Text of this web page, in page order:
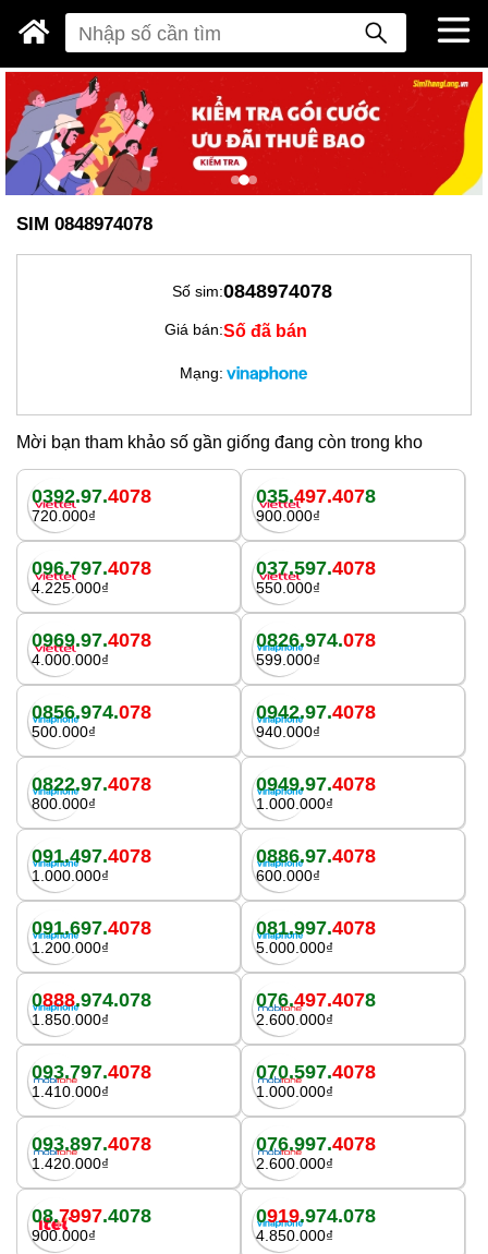
SIM 0848974078
Số sim:0848974078
Giá bán:Số đã bán
Mạng:
Mời bạn tham khảo số gần giống đang còn trong kho
0392.97.4078
720.000₫
035.497.4078
900.000₫
096.797.4078
4.225.000₫
037.597.4078
550.000₫
0969.97.4078
4.000.000₫
0826.974.078
599.000₫
0856.974.078
500.000₫
0942.97.4078
940.000₫
0822.97.4078
800.000₫
0949.97.4078
1.000.000₫
091.497.4078
1.000.000₫
0886.97.4078
600.000₫
091.697.4078
1.200.000₫
081.997.4078
5.000.000₫
0888.974.078
1.850.000₫
076.497.4078
2.600.000₫
093.797.4078
1.410.000₫
070.597.4078
1.000.000₫
093.897.4078
1.420.000₫
076.997.4078
2.600.000₫
08.7997.4078
900.000₫
0919.974.078
4.850.000₫